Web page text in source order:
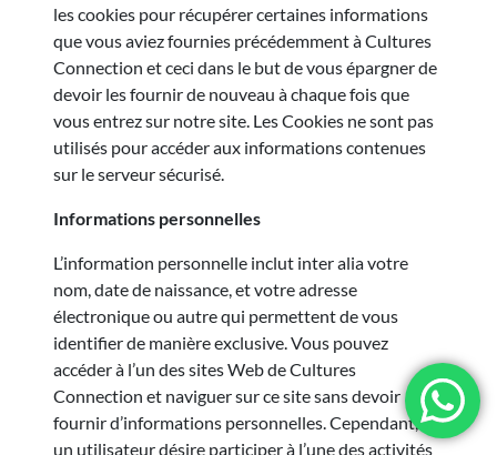
les cookies pour récupérer certaines informations
que vous aviez fournies précédemment à Cultures
Connection et ceci dans le but de vous épargner de
devoir les fournir de nouveau à chaque fois que
vous entrez sur notre site. Les Cookies ne sont pas
utilisés pour accéder aux informations contenues
sur le serveur sécurisé.
Informations personnelles
L’information personnelle inclut inter alia votre
nom, date de naissance, et votre adresse
électronique ou autre qui permettent de vous
identifier de manière exclusive. Vous pouvez
accéder à l’un des sites Web de Cultures
Connection et naviguer sur ce site sans devoir
fournir d’informations personnelles. Cependant, si
un utilisateur désire participer à l’une des activités